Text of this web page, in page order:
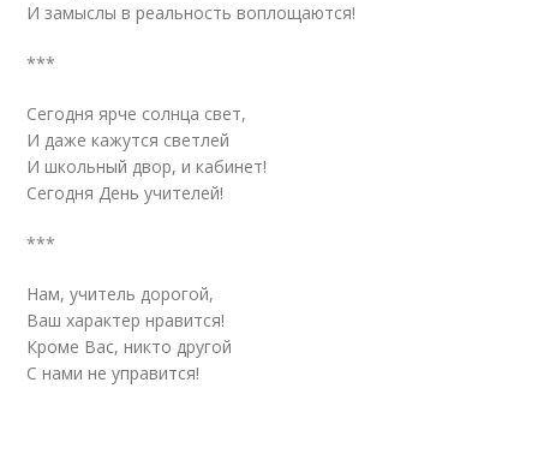
И замыслы в реальность воплощаются!
***
Сегодня ярче солнца свет,
И даже кажутся светлей
И школьный двор, и кабинет!
Сегодня День учителей!
***
Нам, учитель дорогой,
Ваш характер нравится!
Кроме Вас, никто другой
С нами не управится!